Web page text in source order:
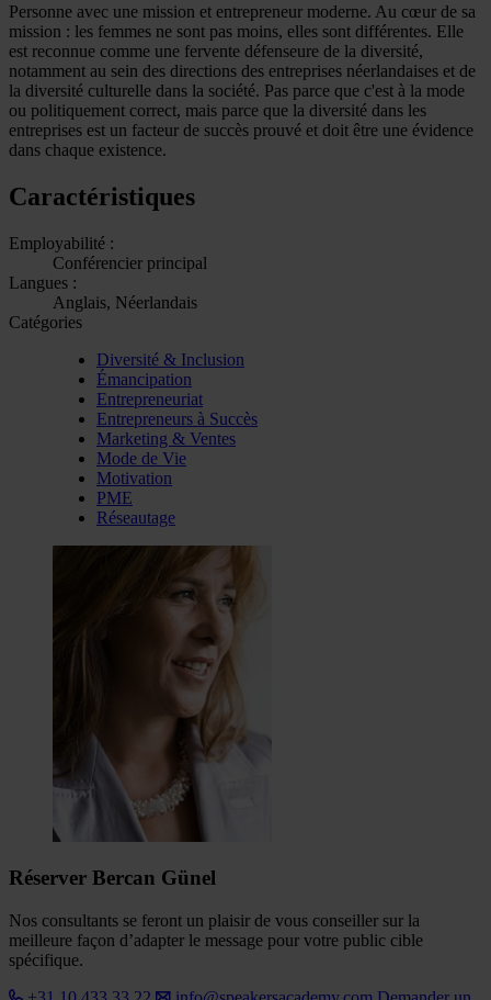
Personne avec une mission et entrepreneur moderne. Au cœur de sa
mission : les femmes ne sont pas moins, elles sont différentes. Elle
est reconnue comme une fervente défenseure de la diversité,
notamment au sein des directions des entreprises néerlandaises et de
la diversité culturelle dans la société. Pas parce que c'est à la mode
ou politiquement correct, mais parce que la diversité dans les
entreprises est un facteur de succès prouvé et doit être une évidence
dans chaque existence.
Caractéristiques
Employabilité :
Conférencier principal
Langues :
Anglais, Néerlandais
Catégories
Diversité & Inclusion
Émancipation
Entrepreneuriat
Entrepreneurs à Succès
Marketing & Ventes
Mode de Vie
Motivation
PME
Réseautage
Réserver Bercan Günel
Nos consultants se feront un plaisir de vous conseiller sur la
meilleure façon d’adapter le message pour votre public cible
spécifique.